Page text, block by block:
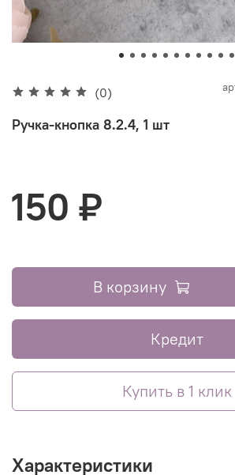
(0)
Ручка-кнопка 8.2.4, 1 шт
150 ₽
В корзину
Кредит
Купить в 1 клик
Характеристики